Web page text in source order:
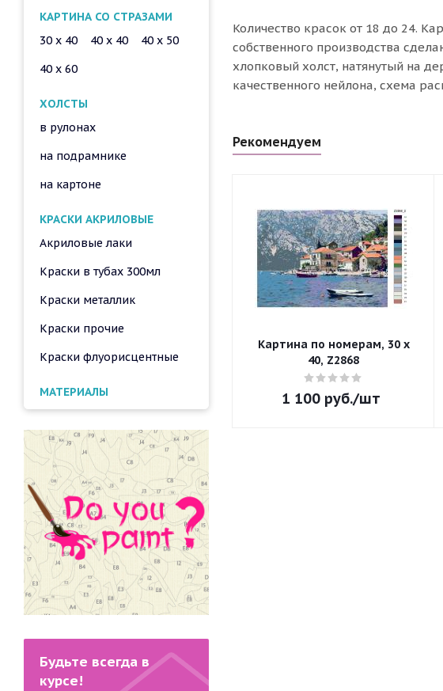
Количество красок от 18 до 24.
собственного производства
хлопковый холст, натянутый на
качественного нейлона, схема
Рекомендуем
Картина по номерам, 30 x
40, Z2868
1 100руб./шт
КАРТИНА СО СТРАЗАМИ
30 x 40
40 x 40
40 x 50
40 x 60
ХОЛСТЫ
в рулонах
на подрамнике
на картоне
КРАСКИ АКРИЛОВЫЕ
Акриловые лаки
Краски в тубах 300мл
Краски металлик
Краски прочие
Краски флуорисцентные
МАТЕРИАЛЫ
Будьте всегда в
курсе!